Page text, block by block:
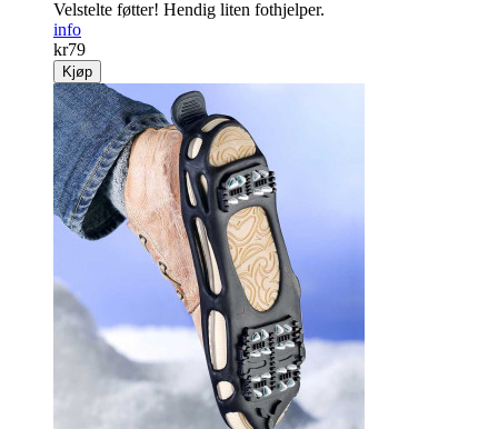
Velstelte føtter! Hendig liten fothjelper.
info
kr79
Kjøp